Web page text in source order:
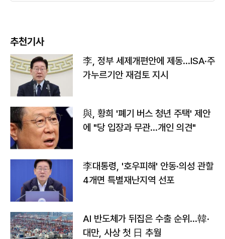
추천기사
李, 정부 세제개편안에 제동…ISA·주
가누르기안 재검토 지시
與, 황희 '폐기 버스 청년 주택' 제안
에 "당 입장과 무관…개인 의견"
李대통령, '호우피해' 안동·의성 관할
4개면 특별재난지역 선포
AI 반도체가 뒤집은 수출 순위…韓·
대만, 사상 첫 日 추월